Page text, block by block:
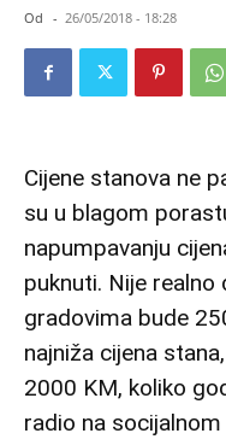
Od - 26/05/2018 - 18:28
Cijene stanova ne
su u blagom
napumpavanju
puknuti. Nije realno
gradovima bude
najniža cijena
2000 KM, koliko
radio na